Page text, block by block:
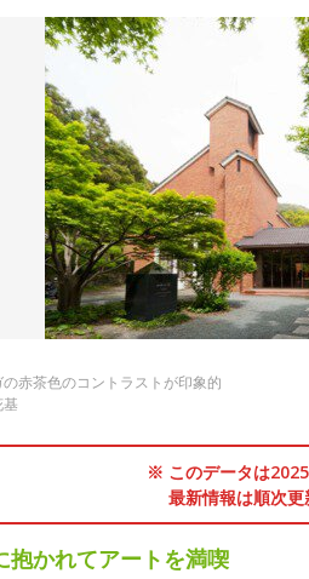
赤茶色のコントラストが印象的
※ このデータは2025
最新情報は順次更
抱かれてアートを満喫